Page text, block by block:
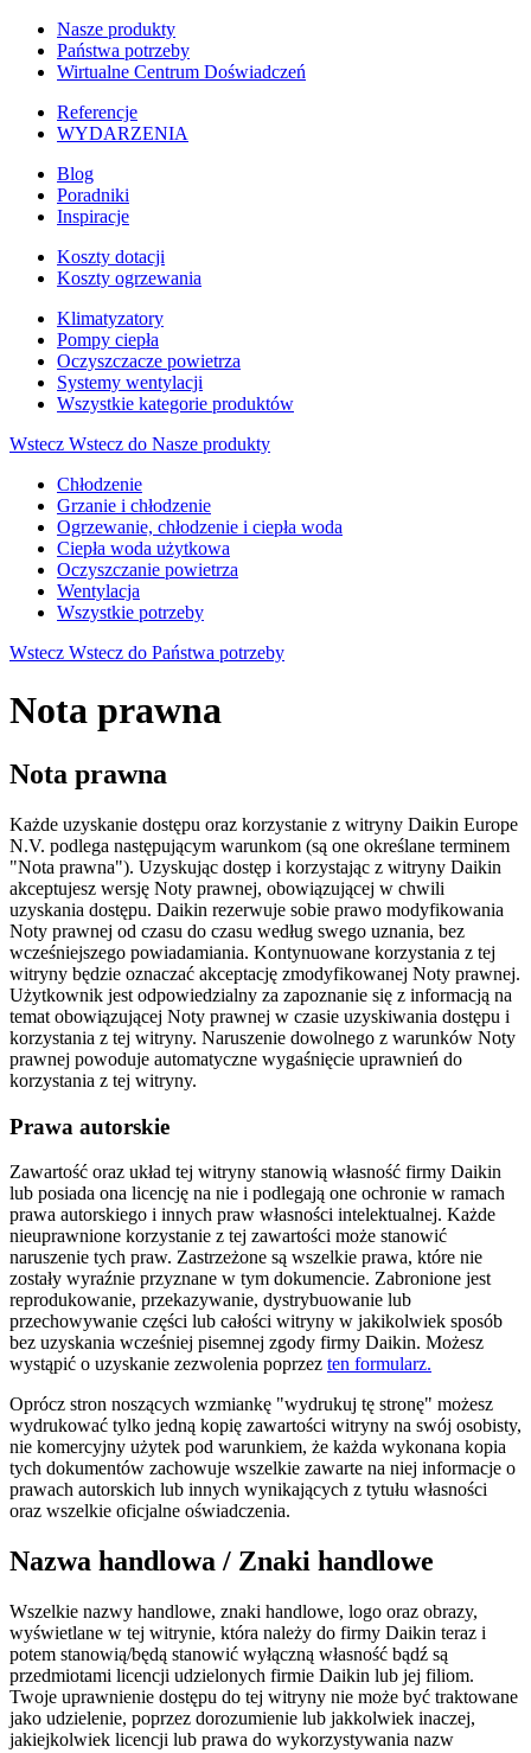
Nasze produkty
Państwa potrzeby
Wirtualne Centrum Doświadczeń
Referencje
WYDARZENIA
Blog
Poradniki
Inspiracje
Koszty dotacji
Koszty ogrzewania
Klimatyzatory
Pompy ciepła
Oczyszczacze powietrza
Systemy wentylacji
Wszystkie kategorie produktów
Wstecz Wstecz do Nasze produkty
Chłodzenie
Grzanie i chłodzenie
Ogrzewanie, chłodzenie i ciepła woda
Ciepła woda użytkowa
Oczyszczanie powietrza
Wentylacja
Wszystkie potrzeby
Wstecz Wstecz do Państwa potrzeby
Nota prawna
Nota prawna
Każde uzyskanie dostępu oraz korzystanie z witryny Daikin Europe
N.V. podlega następującym warunkom (są one określane terminem
"Nota prawna"). Uzyskując dostęp i korzystając z witryny Daikin
akceptujesz wersję Noty prawnej, obowiązującej w chwili
uzyskania dostępu. Daikin rezerwuje sobie prawo modyfikowania
Noty prawnej od czasu do czasu według swego uznania, bez
wcześniejszego powiadamiania. Kontynuowane korzystania z tej
witryny będzie oznaczać akceptację zmodyfikowanej Noty prawnej.
Użytkownik jest odpowiedzialny za zapoznanie się z informacją na
temat obowiązującej Noty prawnej w czasie uzyskiwania dostępu i
korzystania z tej witryny. Naruszenie dowolnego z warunków Noty
prawnej powoduje automatyczne wygaśnięcie uprawnień do
korzystania z tej witryny.
Prawa autorskie
Zawartość oraz układ tej witryny stanowią własność firmy Daikin
lub posiada ona licencję na nie i podlegają one ochronie w ramach
prawa autorskiego i innych praw własności intelektualnej. Każde
nieuprawnione korzystanie z tej zawartości może stanowić
naruszenie tych praw. Zastrzeżone są wszelkie prawa, które nie
zostały wyraźnie przyznane w tym dokumencie. Zabronione jest
reprodukowanie, przekazywanie, dystrybuowanie lub
przechowywanie części lub całości witryny w jakikolwiek sposób
bez uzyskania wcześniej pisemnej zgody firmy Daikin. Możesz
wystąpić o uzyskanie zezwolenia poprzez ten formularz.
Oprócz stron noszących wzmiankę "wydrukuj tę stronę" możesz
wydrukować tylko jedną kopię zawartości witryny na swój osobisty,
nie komercyjny użytek pod warunkiem, że każda wykonana kopia
tych dokumentów zachowuje wszelkie zawarte na niej informacje o
prawach autorskich lub innych wynikających z tytułu własności
oraz wszelkie oficjalne oświadczenia.
Nazwa handlowa / Znaki handlowe
Wszelkie nazwy handlowe, znaki handlowe, logo oraz obrazy,
wyświetlane w tej witrynie, która należy do firmy Daikin teraz i
potem stanowią/będą stanowić wyłączną własność bądź są
przedmiotami licencji udzielonych firmie Daikin lub jej filiom.
Twoje uprawnienie dostępu do tej witryny nie może być traktowane
jako udzielenie, poprzez dorozumienie lub jakkolwiek inaczej,
jakiejkolwiek licencji lub prawa do wykorzystywania nazw